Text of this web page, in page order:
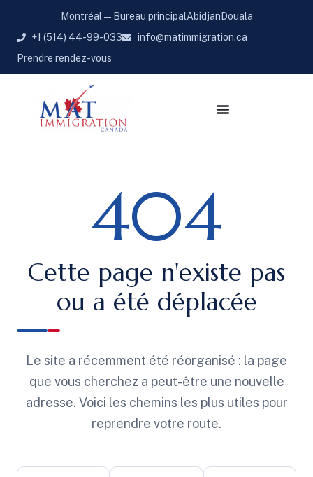
Montréal — Bureau principalAbidjan Douala
+1 (514) 44-99-033
info@matimmigration.ca
Prendre rendez-vous
404
Cette page n'existe pas
ou a été déplacée
Le site a récemment été réorganisé : la page
que vous cherchez a peut-être une nouvelle
adresse. Voici les chemins les plus utiles pour
reprendre votre route.